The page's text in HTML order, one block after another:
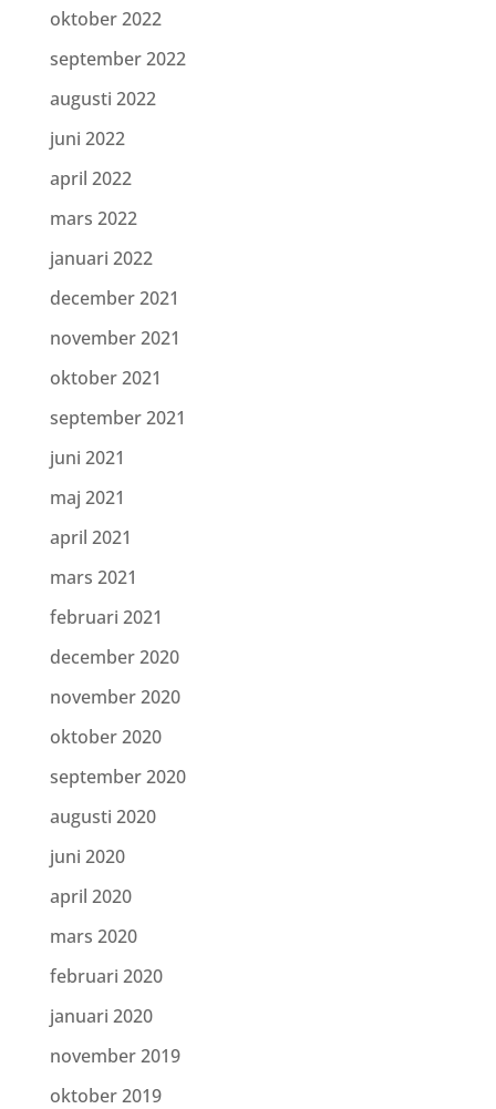
oktober 2022
september 2022
augusti 2022
juni 2022
april 2022
mars 2022
januari 2022
december 2021
november 2021
oktober 2021
september 2021
juni 2021
maj 2021
april 2021
mars 2021
februari 2021
december 2020
november 2020
oktober 2020
september 2020
augusti 2020
juni 2020
april 2020
mars 2020
februari 2020
januari 2020
november 2019
oktober 2019